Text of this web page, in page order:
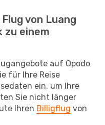
von Luang
zu einem
auf Opodo
für Ihre Reise
ein, um Ihre
Sie nicht länger
Ihren Billigflug von